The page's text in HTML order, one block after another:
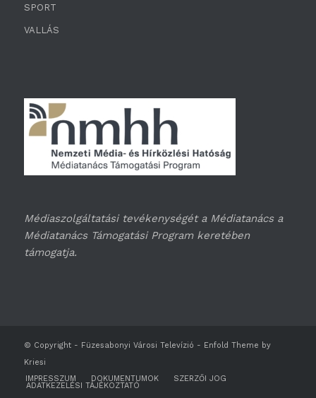
SPORT
VALLÁS
Médiaszolgáltatási tevékenységét a Médiatanács a
Médiatanács Támogatási Program keretében
támogatja.
© Copyright - Füzesabonyi Városi Televízió - Enfold Theme by
Kriesi
IMPRESSZUM
DOKUMENTUMOK SZERZŐI JOG
ADATKEZELÉSI TÁJÉKOZTATÓ